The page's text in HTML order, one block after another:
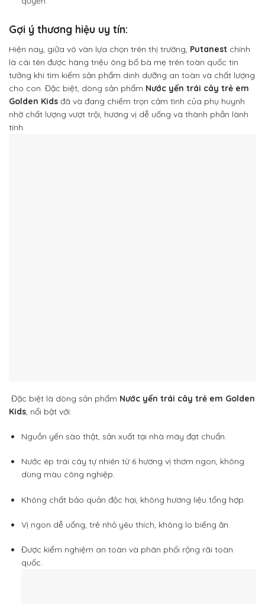
Gợi ý thương hiệu uy tín:
Hiện nay, giữa vô vàn lựa chọn trên thị trường, Putanest chính
là cái tên được hàng triệu ông bố bà mẹ trên toàn quốc tin
tưởng khi tìm kiếm sản phẩm dinh dưỡng an toàn và chất lượng
cho con. Đặc biệt, dòng sản phẩm Nước yến trái cây trẻ em
Golden Kids đã và đang chiếm trọn cảm tình của phụ huynh
nhờ chất lượng vượt trội, hương vị dễ uống và thành phần lành
tính.
Đặc biệt là dòng sản phẩm Nước yến trái cây trẻ em Golden
Kids, nổi bật với:
Nguồn yến sào thật, sản xuất tại nhà máy đạt chuẩn.
Nước ép trái cây tự nhiên từ 6 hương vị thơm ngon, không
dùng màu công nghiệp.
Không chất bảo quản độc hại, không hương liệu tổng hợp.
Vị ngon dễ uống, trẻ nhỏ yêu thích, không lo biếng ăn.
Được kiểm nghiệm an toàn và phân phối rộng rãi toàn
quốc.